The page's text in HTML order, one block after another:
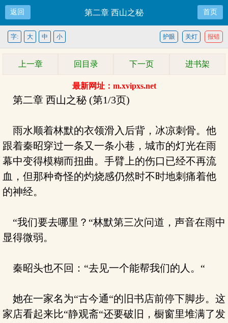
返回 第二章 西山之秘 首页
报错
关灯
护眼
字: 大 中 小
上一章 回目录 下一页 进书架
最新网址：m.xvipxs.net
第二章 西山之秘 (第1/3页)
雨水顺着林默的衣领滑入后背，冰凉刺骨。他
跟着秦昭穿过一条又一条小巷，城市的灯光在雨
幕中变得模糊而扭曲。手臂上的伤口已经不再流
血，但那种奇怪的灼烧感仍然时不时地刺痛着他
的神经。
“我们要去哪里？“林默第三次问道，声音在雨中
显得微弱。
秦昭头也不回：“去见一个能帮我们的人。“
她在一家名为“古今通“的旧书店前停下脚步。这
家店看起来比“静观斋“还要破旧，橱窗里堆满了发